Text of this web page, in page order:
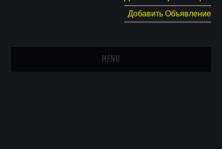
Добавить Объявление
MENU